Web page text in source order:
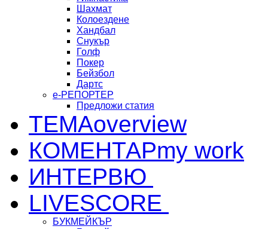
Шахмат
Колоездене
Хандбал
Снукър
Голф
Покер
Бейзбол
Дартс
е-РЕПОРТЕР
Предложи статия
ТЕМАoverview
КОМЕНТАРmy work
ИНТЕРВЮ
LIVESCORE
БУКМЕЙКЪР